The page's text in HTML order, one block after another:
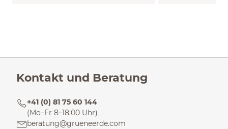
Kontakt und Beratung
+41 (0) 81 75 60 144
(Mo–Fr 8–18:00 Uhr)
beratung@grueneerde.com